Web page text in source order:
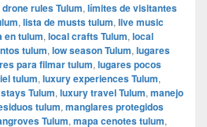
rules Tulum, límites de visitantes
, lista de musts tulum, live music
en tulum, local crafts Tulum, local
tulum, low season Tulum, lugares
para filmar tulum, lugares pocos
tulum, luxury experiences Tulum,
Tulum, luxury travel Tulum, manejo
tulum, manglares protegidos
Tulum, mapa cenotes tulum,